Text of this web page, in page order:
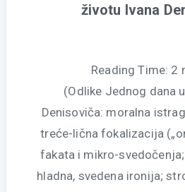
životu Ivana
Reading Time: 2
(Odlike Jednog dana
Denisoviča: moralna
treće-lična fokalizacija
fakata i mikro-
hladna, svedena ironija;